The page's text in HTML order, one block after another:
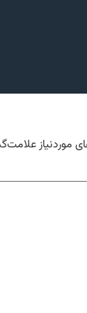
موردنیاز